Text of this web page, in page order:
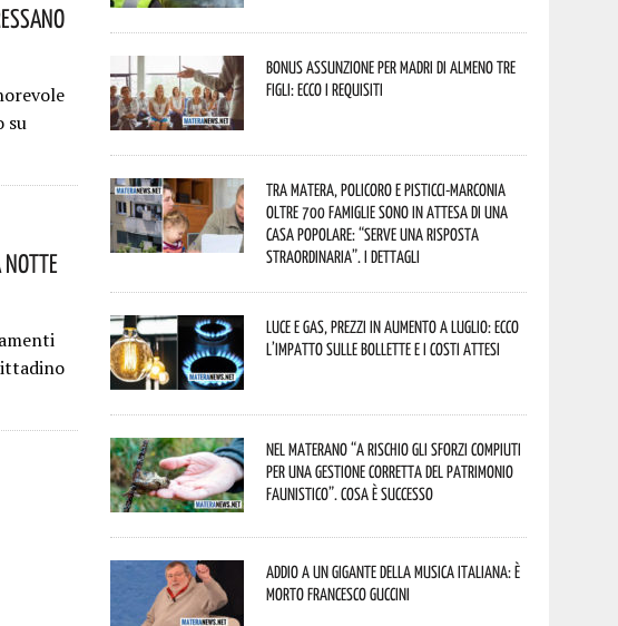
su
Notte
Bonus assunzione per madri di almeno tre
figli: ecco i requisiti
Tra Matera, Policoro e Pisticci-Marconia
oltre 700 famiglie sono in attesa di una
casa popolare: “serve una risposta
straordinaria”. I dettagli
Luce e gas, prezzi in aumento a luglio: ecco
l’impatto sulle bollette e i costi attesi
Nel materano “a rischio gli sforzi compiuti
per una gestione corretta del patrimonio
faunistico”. Cosa è successo
Addio a un gigante della musica italiana: è
morto Francesco Guccini